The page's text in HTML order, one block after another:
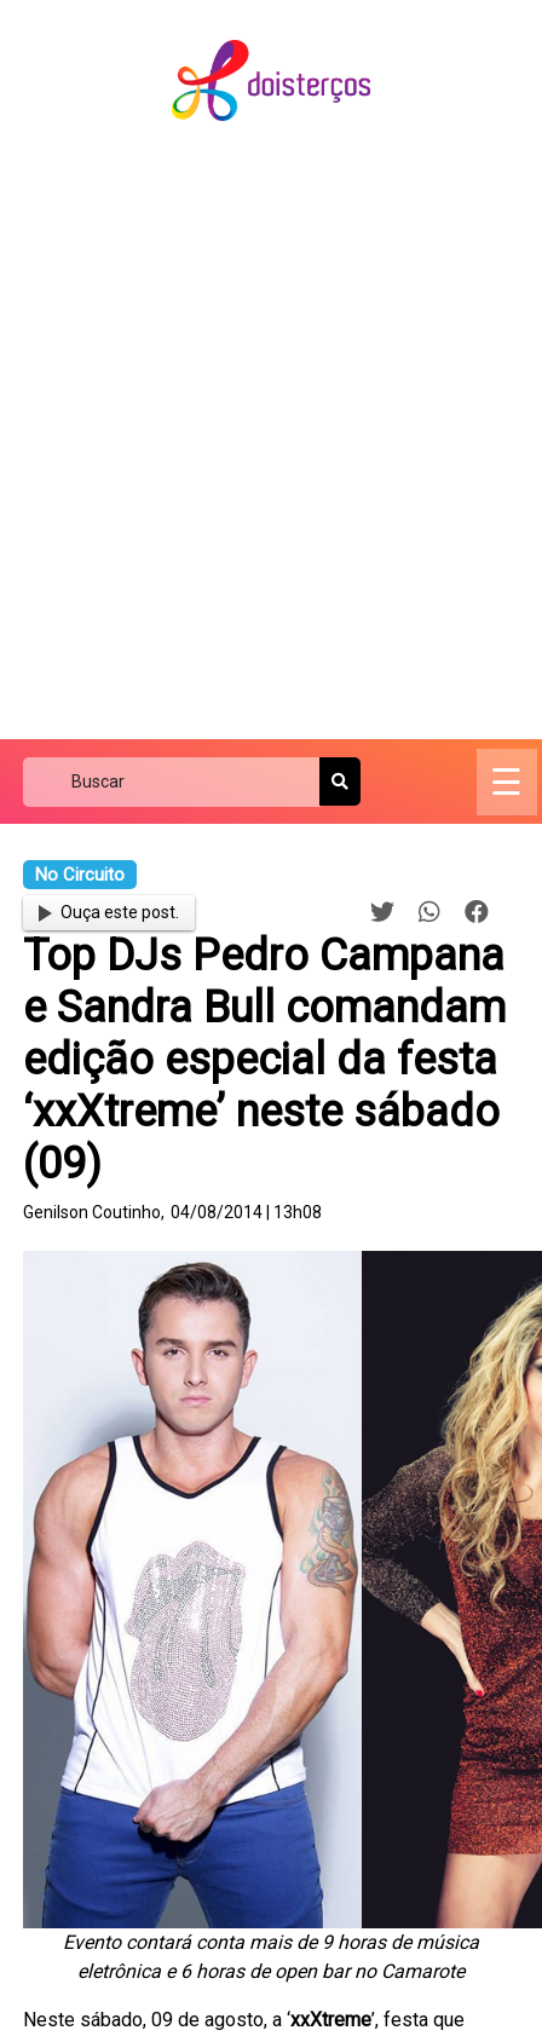
☰
No Circuito
Ouça este post.
Top DJs Pedro Campana
e Sandra Bull comandam
edição especial da festa
‘xxXtreme’ neste sábado
(09)
Genilson Coutinho, 04/08/2014 | 13h08
Evento contará conta mais de 9 horas de música
eletrônica e 6 horas de open bar no Camarote
Neste sábado, 09 de agosto, a ‘xxXtreme’, festa que